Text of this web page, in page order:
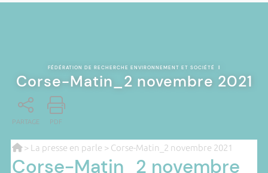
FÉDÉRATION DE RECHERCHE ENVIRONNEMENT ET SOCIÉTÉ |
Corse-Matin_2 novembre 2021
PARTAGE PDF
> La presse en parle > Corse-Matin_2 novembre 2021
Corse-Matin_2 novembre